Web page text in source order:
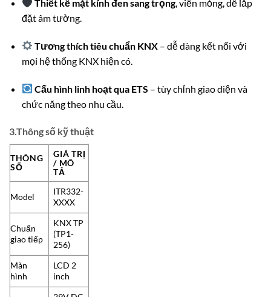
Thiết kế mặt kính đen sang trọng, viền mỏng, dễ lắp
đặt âm tường.
Tương thích tiêu chuẩn KNX – dễ dàng kết nối với
mọi hệ thống KNX hiện có.
Cấu hình linh hoạt qua ETS – tùy chỉnh giao diện và
chức năng theo nhu cầu.
3.Thông số kỹ thuật
THÔNG
SỐ
GIÁ TRỊ
/ MÔ
TẢ
Model
ITR332-
XXXX
Chuẩn
giao tiếp
KNX TP
(TP1-
256)
Màn
hình
LCD 2
inch